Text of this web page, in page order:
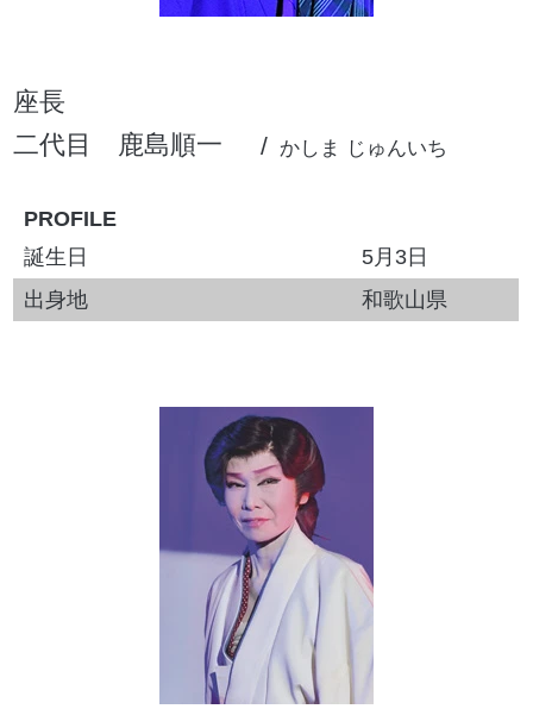
座長
二代目
鹿島順一 かしま じゅんいち
PROFILE
誕生日
5月3日
出身地
和歌山県